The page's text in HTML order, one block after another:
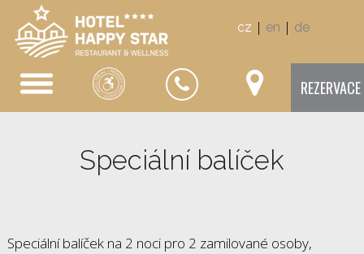
cz | en | de
REZERVACE
Speciální balíček
Speciální balíček na 2 noci pro 2 zamilované osoby,